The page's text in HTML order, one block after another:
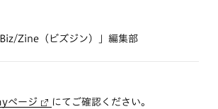
Zine（ビズジン）」編集部
ページ
にてご確認ください。